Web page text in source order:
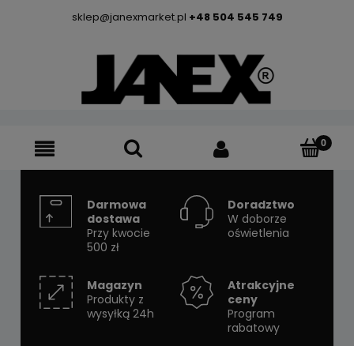
sklep@janexmarket.pl +48 504 545 749
Darmowa
dostawa
Przy kwocie
500 zł
Doradztwo
W doborze
oświetlenia
Magazyn
Produkty z
wysyłką 24h
Atrakcyjne
ceny
Program
rabatowy